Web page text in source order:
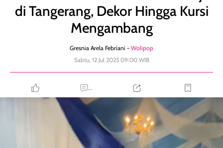
di Tangerang, Dekor Hingga Kursi
Mengambang
Gresnia Arela Febriani - Wolipop
Sabtu, 12 Jul 2025 09:00 WIB
...